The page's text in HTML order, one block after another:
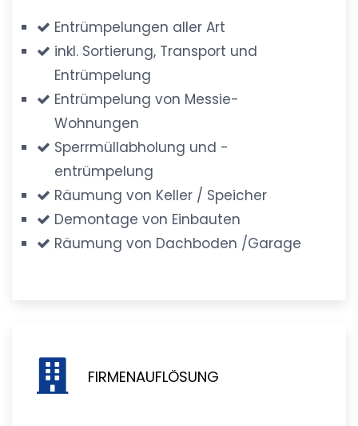
Entrümpelungen aller Art
inkl. Sortierung, Transport und
Entrümpelung
Entrümpelung von Messie-
Wohnungen
Sperrmüllabholung und -
entrümpelung
Räumung von Keller / Speicher
Demontage von Einbauten
Räumung von Dachboden /Garage
FIRMENAUFLÖSUNG